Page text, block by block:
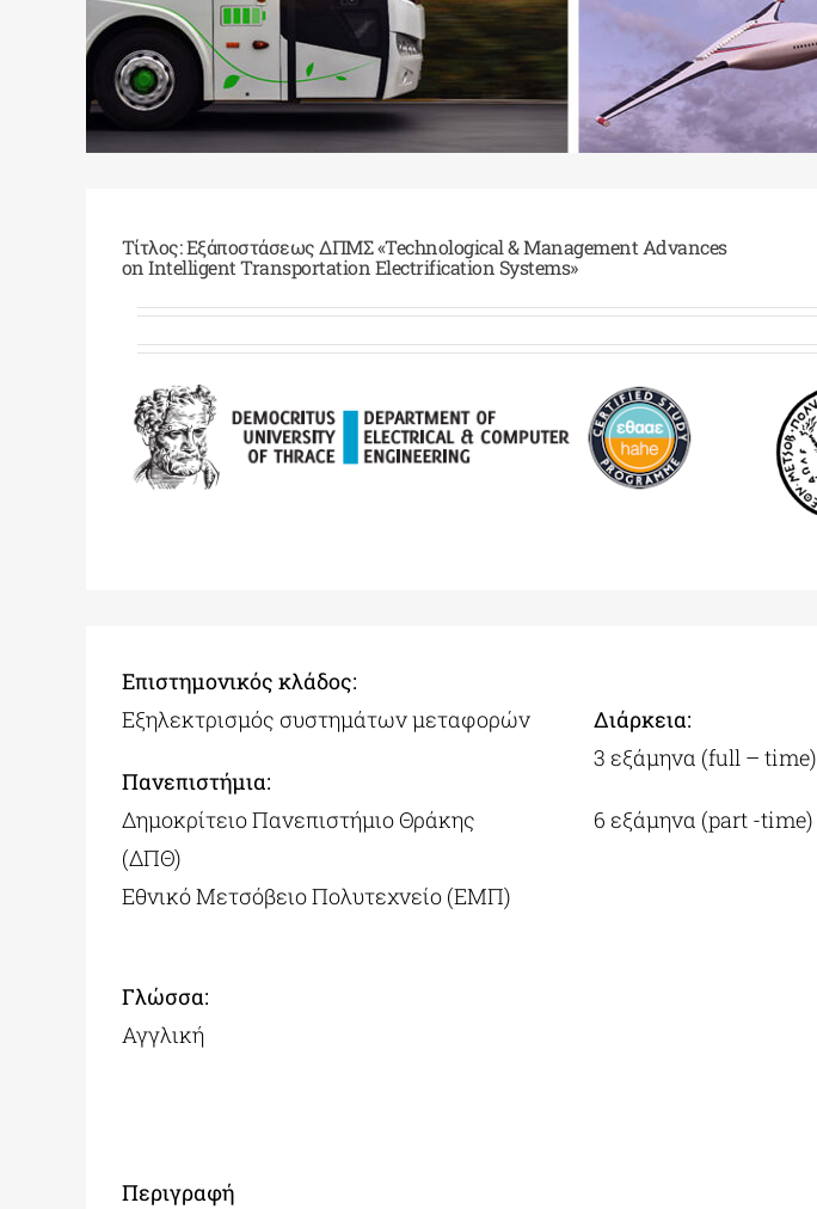
Τίτλος:Εξάποστάσεως ΔΠΜΣ «Technological & Management Advances
on Intelligent Transportation Electrification Systems»
Επιστημονικός κλάδος:
Εξηλεκτρισμός συστημάτων μεταφορών
Πανεπιστήμια:
Δημοκρίτειο Πανεπιστήμιο Θράκης
(ΔΠΘ)
Εθνικό Μετσόβειο Πολυτεχνείο (ΕΜΠ)
Γλώσσα:
Αγγλική
Διάρκεια:
3 εξάμηνα (full – time)
6 εξάμηνα (part -time)
Περιγραφή